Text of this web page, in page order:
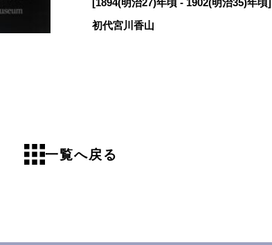
[1894(明治27)年頃 - 1902(明治35)年頃]
初代宮川香山
一覧へ戻る